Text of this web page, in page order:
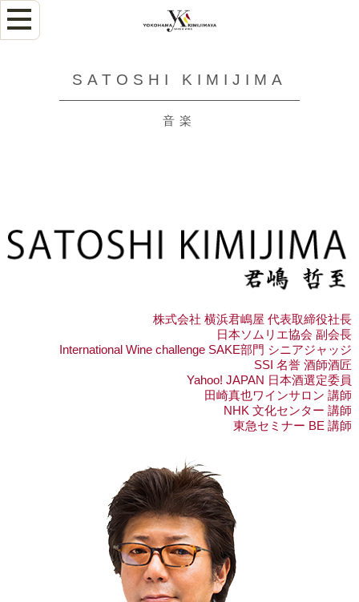
SATOSHI KIMIJIMA
音楽
株式会社 横浜君嶋屋 代表取締役社長
日本ソムリエ協会 副会長
International Wine challenge SAKE部門 シニアジャッジ
SSI 名誉 酒師酒匠
Yahoo! JAPAN 日本酒選定委員
田崎真也ワインサロン 講師
NHK 文化センター 講師
東急セミナー BE 講師